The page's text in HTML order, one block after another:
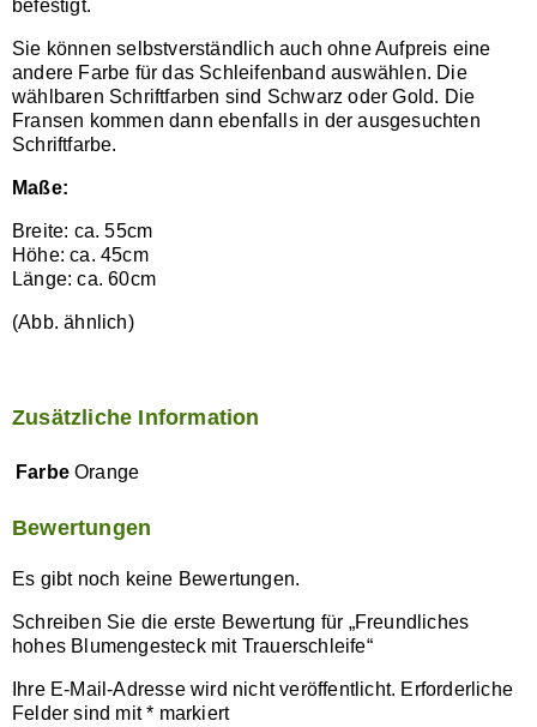
befestigt.
Sie können selbstverständlich auch ohne Aufpreis eine
andere Farbe für das Schleifenband auswählen. Die
wählbaren Schriftfarben sind Schwarz oder Gold. Die
Fransen kommen dann ebenfalls in der ausgesuchten
Schriftfarbe.
Maße:
Breite: ca. 55cm
Höhe: ca. 45cm
Länge: ca. 60cm
(Abb. ähnlich)
Zusätzliche Information
Farbe Orange
Bewertungen
Es gibt noch keine Bewertungen.
Schreiben Sie die erste Bewertung für „Freundliches
hohes Blumengesteck mit Trauerschleife“
Ihre E-Mail-Adresse wird nicht veröffentlicht. Erforderliche
Felder sind mit* markiert